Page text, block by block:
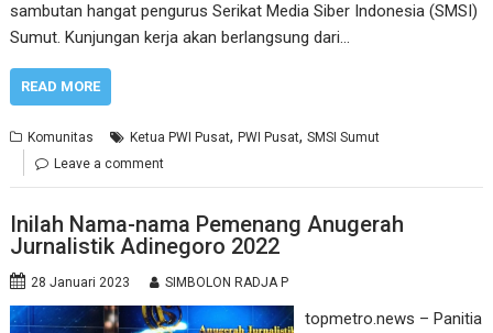
sambutan hangat pengurus Serikat Media Siber Indonesia (SMSI)
Sumut. Kunjungan kerja akan berlangsung dari…
READ MORE
Komunitas Ketua PWI Pusat,PWI Pusat,SMSI Sumut
Leave a comment
Inilah Nama-nama Pemenang Anugerah
Jurnalistik Adinegoro 2022
28 Januari 2023 SIMBOLON RADJA P
topmetro.news – Panitia